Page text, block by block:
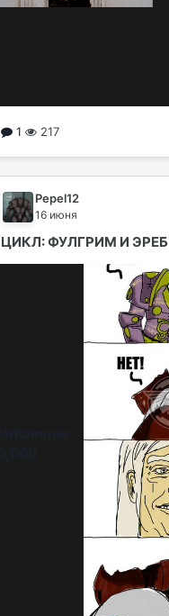
1 217
Pepel12
16 июня
ЦИКЛ: ФУЛГРИМ И ЭРЕБ